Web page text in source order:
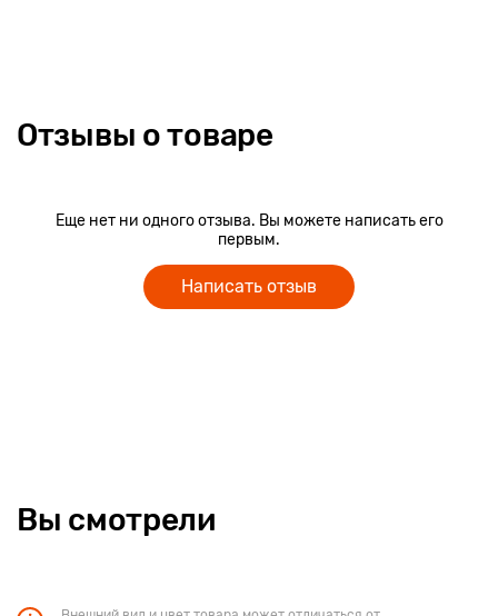
Отзывы о товаре
Еще нет ни одного отзыва. Вы можете написать его
первым.
Написать отзыв
Вы смотрели